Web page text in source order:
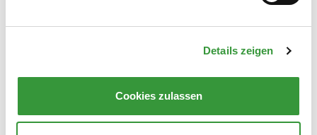
Details zeigen
Cookies zulassen
Dieses Symbol weist darauf hin, dass das